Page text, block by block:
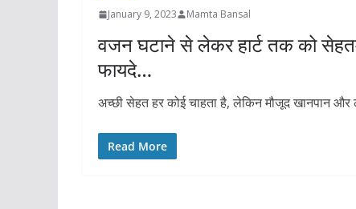
January 9, 2023 Mamta Bansal
वजन घटाने से लेकर हार्ट तक को
फायदे…
अच्छी सेहत हर कोई चाहता है, लेकिन मौजूद खानपान
Read More